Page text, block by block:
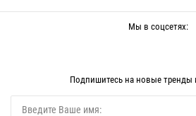
Мы в соцсетях:
Подпишитесь на новые тренды